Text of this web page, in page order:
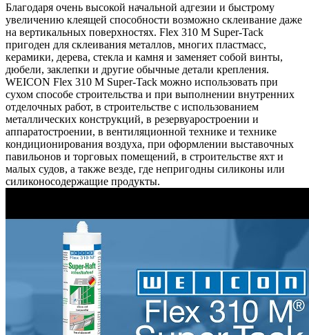
Благодаря очень высокой начальной адгезии и быстрому
увеличению клеящей способности возможно склеивание даже
на вертикальных поверхностях. Flex 310 M Super-Tack
пригоден для склеивания металлов, многих пластмасс,
керамики, дерева, стекла и камня и заменяет собой винты,
дюбели, заклепки и другие обычные детали крепления.
WEICON Flex 310 M Super-Tack можно использовать при
сухом способе строительства и при выполнении внутренних
отделочных работ, в строительстве с использованием
металлических конструкций, в резервуаростроении и
аппаратостроении, в вентиляционной технике и технике
кондиционирования воздуха, при оформлении выставочных
павильонов и торговых помещений, в строительстве яхт и
малых судов, а также везде, где непригодны силиконы или
силиконосодержащие продукты.